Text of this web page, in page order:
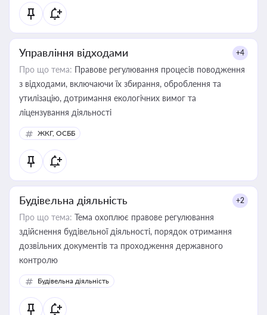
статусу суб'єктів оціночної діяльності
Управління відходами +4
Про що тема: Правове регулювання процесів поводження
з відходами, включаючи їх збирання, оброблення та
утилізацію, дотримання екологічних вимог та
ліцензування діяльності
ЖКГ, ОСББ
Будівельна діяльність +2
Про що тема: Тема охоплює правове регулювання
здійснення будівельної діяльності, порядок отримання
дозвільних документів та проходження державного
контролю
Будівельна діяльність